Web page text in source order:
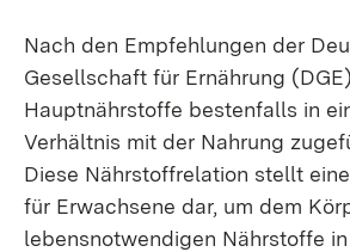
Nach den Empfehlungen der
Gesellschaft für Ernährung
Hauptnährstoffe bestenfalls in
Verhältnis mit der Nahrung
Diese Nährstoffrelation stellt
für Erwachsene dar, um dem
lebensnotwendigen Nährstoffe